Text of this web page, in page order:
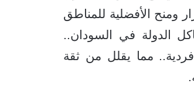
ومنح الأفضلية للمناطق
الدولة في السودان..
مما يقلل من ثقة